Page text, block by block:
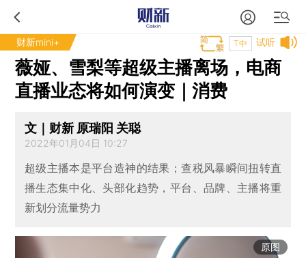
财新mini+ 试听
T中
薇娅、雪梨等超级主播离场，电商
直播业态将如何演变｜消费
文｜财新 原瑞阳 关聪
2022年01月04日 10:27
超级主播本是平台造神的结果；查税风暴瞬间扭转直
播生态集中化、头部化趋势，平台、品牌、主播将重
新划分流量势力
原图